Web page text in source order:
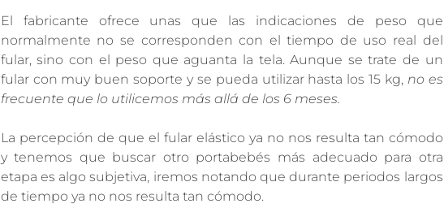
El fabricante ofrece unas que las indicaciones de peso que
normalmente no se corresponden con el tiempo de uso real del
fular, sino con el peso que aguanta la tela. Aunque se trate de un
fular con muy buen soporte y se pueda utilizar hasta los 15 kg, no es
frecuente que lo utilicemos más allá de los 6 meses.
La percepción de que el fular elástico ya no nos resulta tan cómodo
y tenemos que buscar otro portabebés más adecuado para otra
etapa es algo subjetiva, iremos notando que durante periodos largos
de tiempo ya no nos resulta tan cómodo.